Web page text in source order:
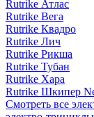
Rutrike Атлас
Rutrike Вега
Rutrike Квадро
Rutrike Лич
Rutrike Рикша
Rutrike Тубан
Rutrike Хара
Rutrike Шкипер
Смотреть все